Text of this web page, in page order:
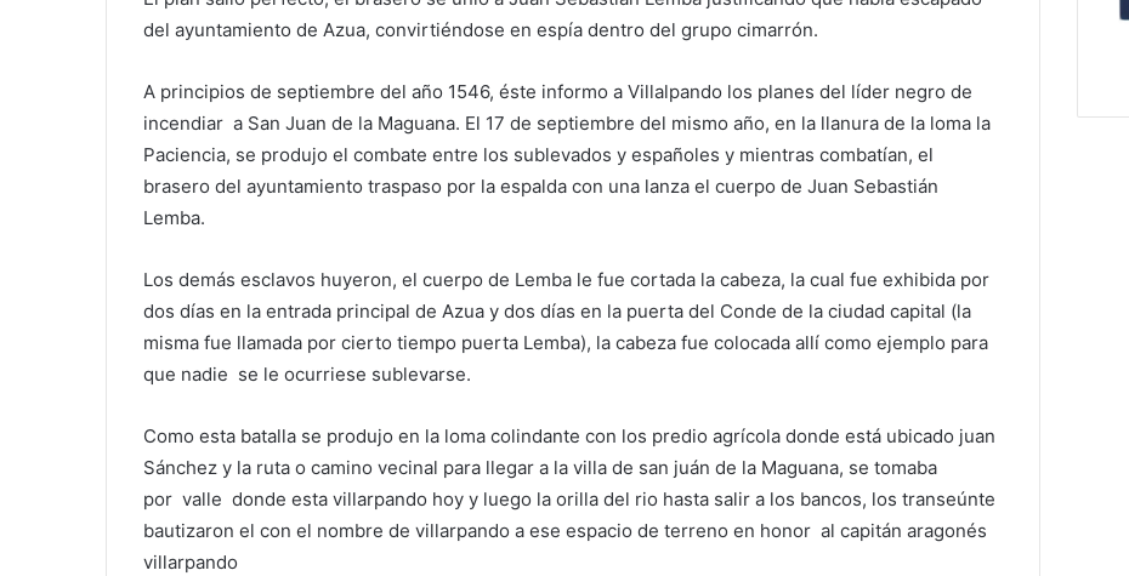
del ayuntamiento de Azua, convirtiéndose en espía dentro del grupo cimarrón.
A principios de septiembre del año 1546, éste informo a Villalpando los planes del líder negro de
incendiar a San Juan de la Maguana. El 17 de septiembre del mismo año, en la llanura de la loma la
Paciencia, se produjo el combate entre los sublevados y españoles y mientras combatían, el
brasero del ayuntamiento traspaso por la espalda con una lanza el cuerpo de Juan Sebastián
Lemba.
Los demás esclavos huyeron, el cuerpo de Lemba le fue cortada la cabeza, la cual fue exhibida por
dos días en la entrada principal de Azua y dos días en la puerta del Conde de la ciudad capital (la
misma fue llamada por cierto tiempo puerta Lemba), la cabeza fue colocada allí como ejemplo para
que nadie se le ocurriese sublevarse.
Como esta batalla se produjo en la loma colindante con los predio agrícola donde está ubicado juan
Sánchez y la ruta o camino vecinal para llegar a la villa de san juán de la Maguana, se tomaba
por valle donde esta villarpando hoy y luego la orilla del rio hasta salir a los bancos, los transeúnte
bautizaron el con el nombre de villarpando a ese espacio de terreno en honor al capitán aragonés
villarpando